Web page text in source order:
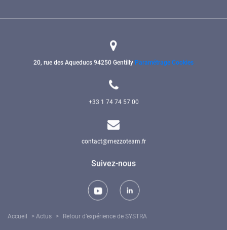
20, rue des Aqueducs 94250 Gentilly Paramétrage Cookies
+33 1 74 74 57 00
contact@mezzoteam.fr
Suivez-nous
Accueil > Actus > Retour d’expérience de SYSTRA